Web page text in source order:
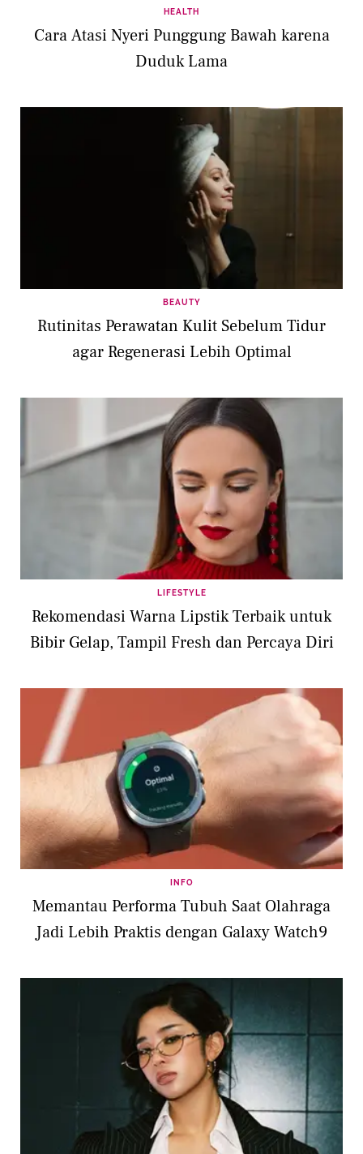
HEALTH
Cara Atasi Nyeri Punggung Bawah karena
Duduk Lama
BEAUTY
Rutinitas Perawatan Kulit Sebelum Tidur
agar Regenerasi Lebih Optimal
LIFESTYLE
Rekomendasi Warna Lipstik Terbaik untuk
Bibir Gelap, Tampil Fresh dan Percaya Diri
INFO
Memantau Performa Tubuh Saat Olahraga
Jadi Lebih Praktis dengan Galaxy Watch9